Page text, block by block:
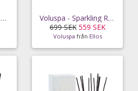
Voluspa - Coconut Papaya Reed Diffuser 192ml
Voluspa - Sparkling Rose Reed Diffuser 192 ml
699 SEK 559 SEK
Voluspa från Ellos